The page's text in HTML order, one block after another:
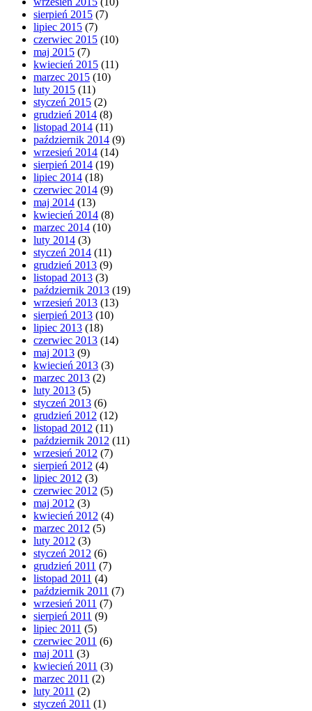
sierpień 2015 (7)
lipiec 2015 (7)
czerwiec 2015 (10)
maj 2015 (7)
kwiecień 2015 (11)
marzec 2015 (10)
luty 2015 (11)
styczeń 2015 (2)
grudzień 2014 (8)
listopad 2014 (11)
październik 2014 (9)
wrzesień 2014 (14)
sierpień 2014 (19)
lipiec 2014 (18)
czerwiec 2014 (9)
maj 2014 (13)
kwiecień 2014 (8)
marzec 2014 (10)
luty 2014 (3)
styczeń 2014 (11)
grudzień 2013 (9)
listopad 2013 (3)
październik 2013 (19)
wrzesień 2013 (13)
sierpień 2013 (10)
lipiec 2013 (18)
czerwiec 2013 (14)
maj 2013 (9)
kwiecień 2013 (3)
marzec 2013 (2)
luty 2013 (5)
styczeń 2013 (6)
grudzień 2012 (12)
listopad 2012 (11)
październik 2012 (11)
wrzesień 2012 (7)
sierpień 2012 (4)
lipiec 2012 (3)
czerwiec 2012 (5)
maj 2012 (3)
kwiecień 2012 (4)
marzec 2012 (5)
luty 2012 (3)
styczeń 2012 (6)
grudzień 2011 (7)
listopad 2011 (4)
październik 2011 (7)
wrzesień 2011 (7)
sierpień 2011 (9)
lipiec 2011 (5)
czerwiec 2011 (6)
maj 2011 (3)
kwiecień 2011 (3)
marzec 2011 (2)
luty 2011 (2)
styczeń 2011 (1)